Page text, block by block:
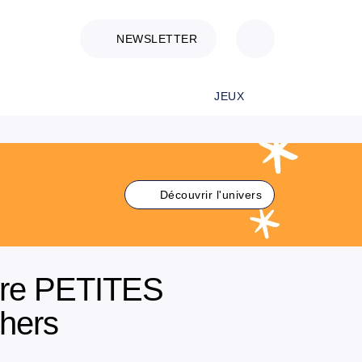
NEWSLETTER
JEUX
Découvrir l'univers
PETITES